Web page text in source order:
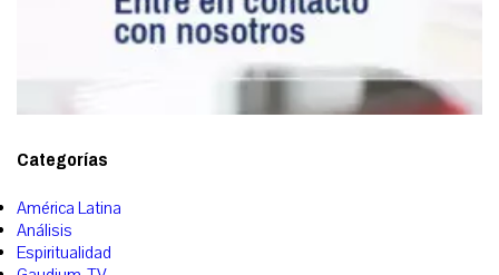
Categorías
América Latina
Análisis
Espiritualidad